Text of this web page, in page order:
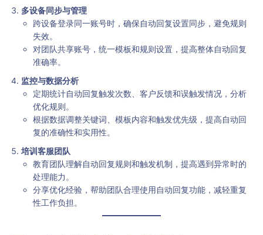
多设备同步与管理
跨设备登录同一账号时，确保自动回复设置同步，避免规则
失效。
对团队共享账号，统一模板和规则设置，提高整体自动回复
准确率。
监控与数据分析
定期统计自动回复触发次数、客户反馈和误触发情况，分析
优化规则。
根据数据调整关键词、模板内容和触发优先级，提高自动回
复的准确性和实用性。
培训客服团队
教育团队理解自动回复规则和触发机制，提高遇到异常时的
处理能力。
分享优化经验，帮助团队合理使用自动回复功能，减轻重复
性工作负担。